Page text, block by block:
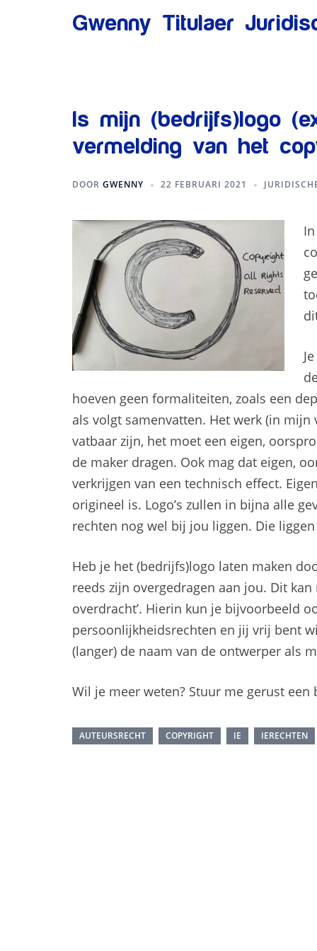
Gwenny Titulaer
Is mijn (bedrijfs)logo
vermelding van het
DOOR GWENNY 22 FEBRUARI 2021
hoeven geen formaliteiten, zoals een
als volgt samenvatten. Het werk (in
vatbaar zijn, het moet een eigen,
de maker dragen. Ook mag dat eigen,
verkrijgen van een technisch effect.
origineel is. Logo’s zullen in bijna alle
rechten nog wel bij jou liggen. Die
Heb je het (bedrijfs)logo laten maken
reeds zijn overgedragen aan jou. Dit
overdracht’. Hierin kun je bijvoorbeeld
persoonlijkheidsrechten en jij vrij bent
(langer) de naam van de ontwerper als
Wil je meer weten? Stuur me gerust een
AUTEURSRECHT COPYRIGHT IE IERECHTEN